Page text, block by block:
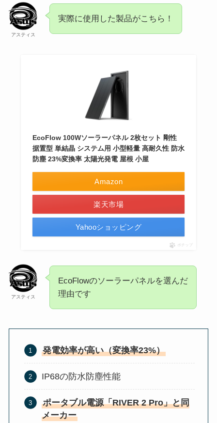
アスティス
実際に使用した製品がこちら！
EcoFlow 100Wソーラーパネル 2枚セット 剛性
据置型 単結晶 システム用 小型軽量 高耐久性 防水
防塵 23%変換率 太陽光発電 屋根 小屋
Amazon
楽天市場
Yahooショッピング
ポチップ
アスティス
EcoFlowのソーラーパネルを選んだ
理由です
発電効率が高い（変換率23%）
IP68の防水防塵性能
ポータブル電源「RIVER 2 Pro」と同
メーカー